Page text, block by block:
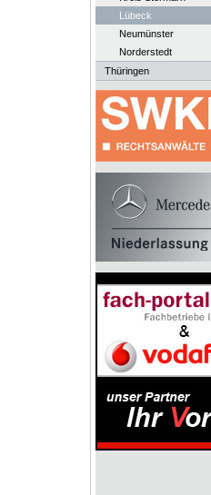
Lübeck
Neumünster
Norderstedt
Thüringen